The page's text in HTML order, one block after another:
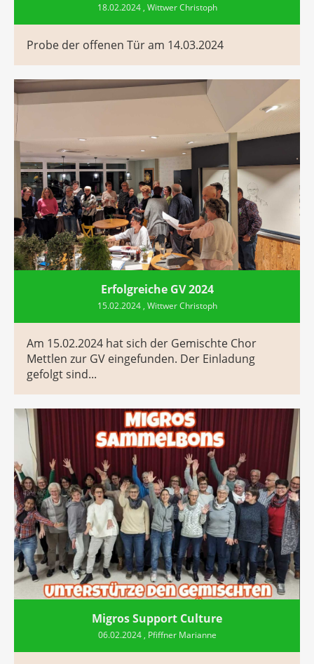
18.02.2024, Wittwer Christoph
Probe der offenen Tür am 14.03.2024
Erfolgreiche GV 2024
15.02.2024, Wittwer Christoph
Am 15.02.2024 hat sich der Gemischte Chor
Mettlen zur GV eingefunden. Der Einladung
gefolgt sind...
Migros Support Culture
06.02.2024, Pfiffner Marianne